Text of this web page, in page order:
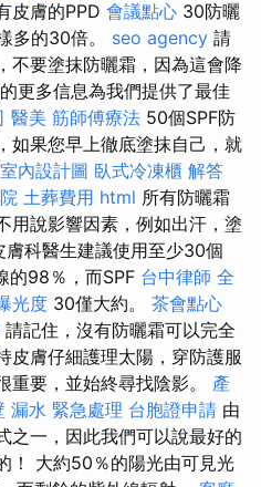
皮膚的PPD 會議點心 30防曬
多的30倍​​。 seo agency 請
不要塗抹防曬霜，因為這會降
更多信息為我們提供了最佳
醫美 筋師傅療法 50個SPF防
如果您早上徹底塗抹自己，就
室內設計圖 臥式冷凍櫃 解答
土葬費用 html 所有防曬霜
用說影響因素，例如出汗，塗
科醫生建議使用至少30個
的98％，而SPF 台中律師 全
光度 30僅大約。 茶會點心
請記住，沒有防曬霜可以完全
皮膚仔細護理太陽，穿防護服
重要，並始終尋找陰影。 產
漏水 緊急處理 台胞證申請 由
之一，因此我們可以說最好的
！ 大約50％的陽光由可見光